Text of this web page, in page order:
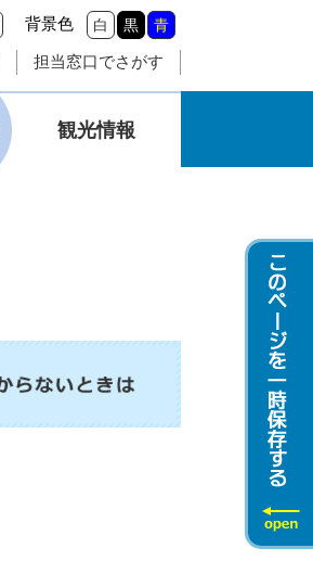
背景色 白 黒 青
担当窓口でさがす
観光情報